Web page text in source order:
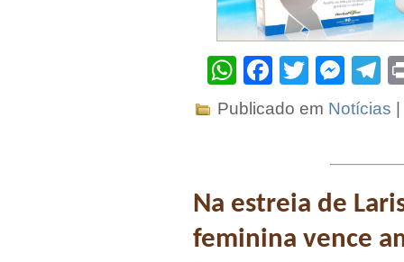
WhatsApp
Facebook
Twitter
Publicado em Notícias |
Na estreia de
feminina vence